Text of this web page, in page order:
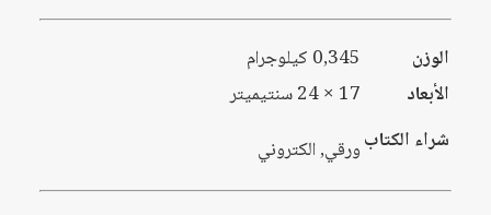
الوزن
0,345 كيلوجرام
الأبعاد
17 × 24 سنتيميتر
شراء الكتابورقي, الكتروني